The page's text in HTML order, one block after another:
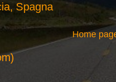
Spagna
Home